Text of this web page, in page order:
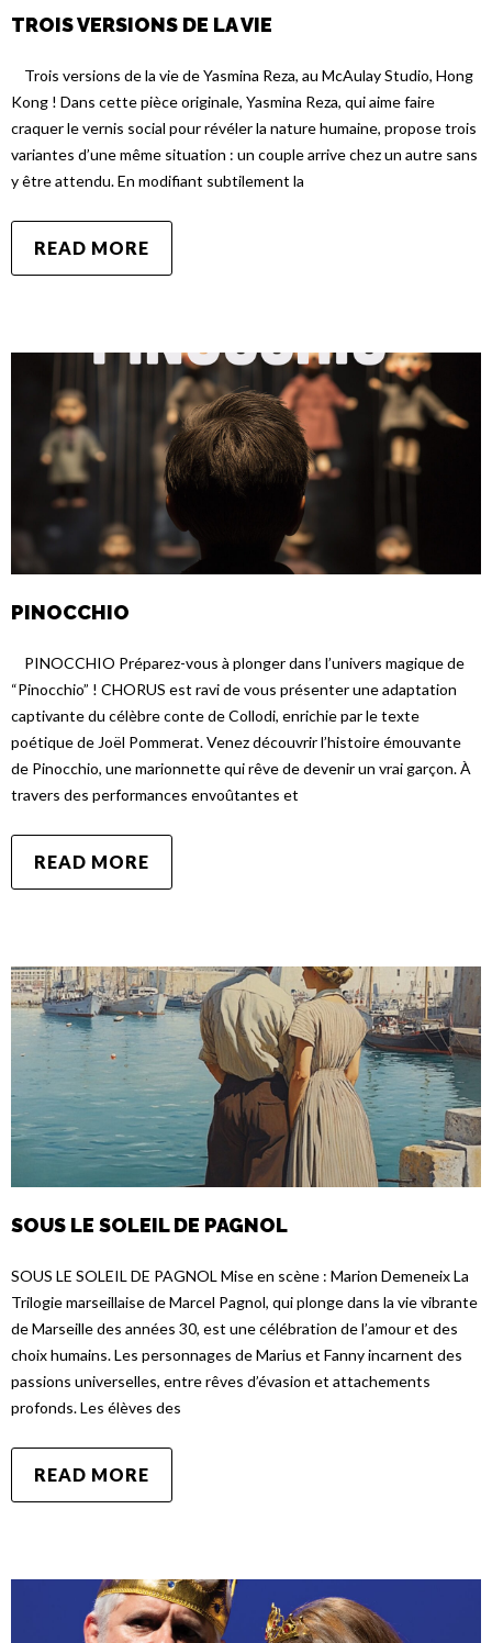
TROIS VERSIONS DE LA VIE
Trois versions de la vie de Yasmina Reza, au McAulay Studio, Hong
Kong ! Dans cette pièce originale, Yasmina Reza, qui aime faire
craquer le vernis social pour révéler la nature humaine, propose trois
variantes d’une même situation : un couple arrive chez un autre sans
y être attendu. En modifiant subtilement la
READ MORE
PINOCCHIO
PINOCCHIO Préparez-vous à plonger dans l’univers magique de
“Pinocchio” ! CHORUS est ravi de vous présenter une adaptation
captivante du célèbre conte de Collodi, enrichie par le texte
poétique de Joël Pommerat. Venez découvrir l’histoire émouvante
de Pinocchio, une marionnette qui rêve de devenir un vrai garçon. À
travers des performances envoûtantes et
READ MORE
SOUS LE SOLEIL DE PAGNOL
SOUS LE SOLEIL DE PAGNOL Mise en scène : Marion Demeneix La
Trilogie marseillaise de Marcel Pagnol, qui plonge dans la vie vibrante
de Marseille des années 30, est une célébration de l’amour et des
choix humains. Les personnages de Marius et Fanny incarnent des
passions universelles, entre rêves d’évasion et attachements
profonds. Les élèves des
READ MORE